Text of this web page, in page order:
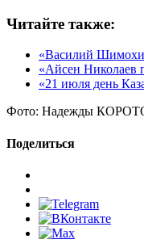
Читайте также:
«Василий
«Айсен Николаев
«21 июля день
Фото: Надежды
Поделиться